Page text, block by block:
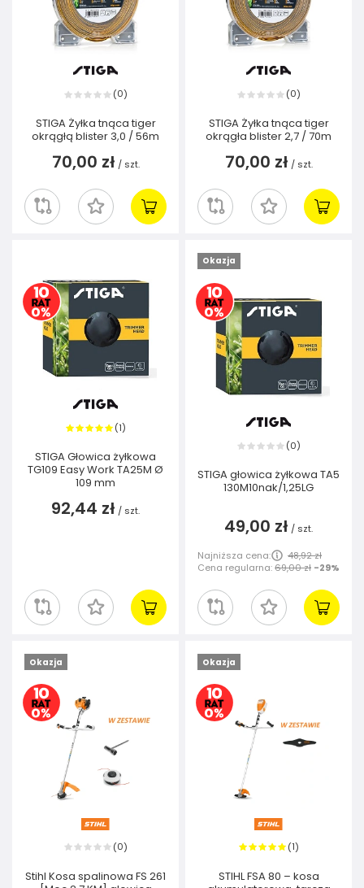
(0)
STIGA Żyłka tnąca tiger
okrągłą blister 3,0 / 56m
70,00 zł / szt.
(0)
STIGA Żyłka tnąca tiger
okrągła blister 2,7 / 70m
70,00 zł / szt.
(1)
STIGA Głowica żyłkowa
TG109 Easy Work TA25M Ø
109 mm
92,44 zł / szt.
Okazja
(0)
STIGA głowica żyłkowa TA5
130M10nak/1,25LG
49,00 zł / szt.
Najniższa cena:
48,92 zł
Cena regularna:69,00 zł -29%
Okazja
(0)
Stihl Kosa spalinowa FS 261
Okazja
(1)
STIHL FSA 80 – kosa